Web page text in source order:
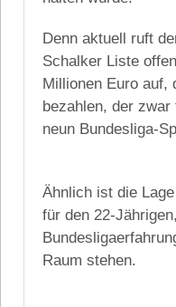
Denn aktuell ruft
Schalker Liste
Millionen Euro auf,
bezahlen, der
neun Bundesliga-
Ähnlich ist die
für den 22-
Raum stehen.